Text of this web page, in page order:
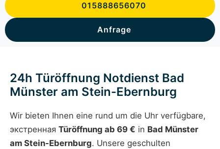
015888656070
Anfrage
24h Türöffnung Notdienst Bad
Münster am Stein-Ebernburg
Wir bieten Ihnen eine rund um die Uhr verfügbare,
экстренная Türöffnung ab 69 € in Bad Münster
am Stein-Ebernburg. Unsere geschulten